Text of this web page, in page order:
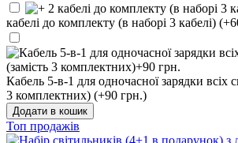
кабелі до комплекту (в наборі 3 кабелі)
Кабель 5-в-1 для одночасної зарядки всіх
3 комплектних) (+90 грн.)
Додати в кошик
Топ продажів